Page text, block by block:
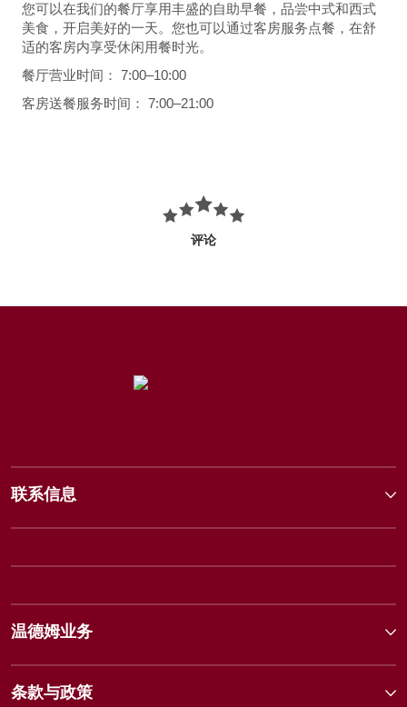
您可以在我们的餐厅享用丰盛的自助早餐，品尝中式和西式
美食，开启美好的一天。您也可以通过客房服务点餐，在舒
适的客房内享受休闲用餐时光。
餐厅营业时间： 7:00–10:00
客房送餐服务时间： 7:00–21:00
评论
联系信息
温德姆业务
条款与政策